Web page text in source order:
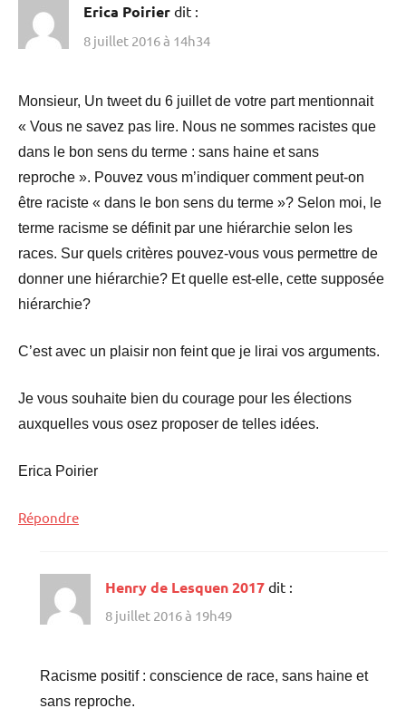
Erica Poirier dit :
8 juillet 2016 à 14h34
Monsieur, Un tweet du 6 juillet de votre part mentionnait
« Vous ne savez pas lire. Nous ne sommes racistes que
dans le bon sens du terme : sans haine et sans
reproche ». Pouvez vous m’indiquer comment peut-on
être raciste « dans le bon sens du terme »? Selon moi, le
terme racisme se définit par une hiérarchie selon les
races. Sur quels critères pouvez-vous vous permettre de
donner une hiérarchie? Et quelle est-elle, cette supposée
hiérarchie?
C’est avec un plaisir non feint que je lirai vos arguments.
Je vous souhaite bien du courage pour les élections
auxquelles vous osez proposer de telles idées.
Erica Poirier
Répondre
Henry de Lesquen 2017 dit :
8 juillet 2016 à 19h49
Racisme positif : conscience de race, sans haine et
sans reproche.